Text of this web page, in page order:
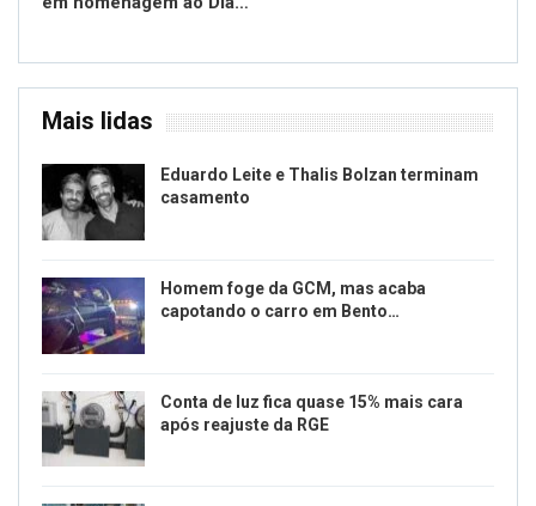
Mais lidas
Eduardo Leite e Thalis Bolzan terminam
casamento
Homem foge da GCM, mas acaba
capotando o carro em Bento…
Conta de luz fica quase 15% mais cara
após reajuste da RGE